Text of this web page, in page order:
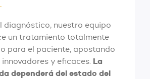
diagnóstico, nuestro equipo
un tratamiento totalmente
para el paciente, apostando
y eficaces. La
dependerá del estado del